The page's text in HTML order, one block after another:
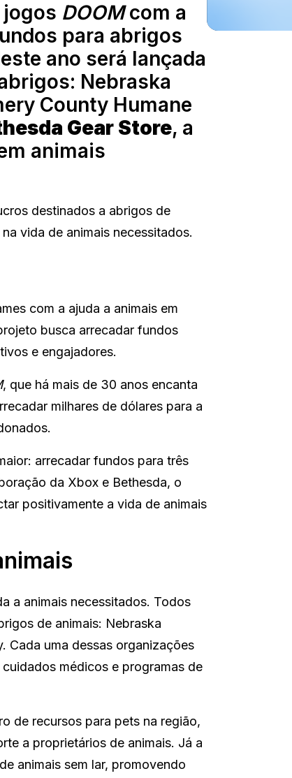
DOOMcom a
para abrigos
ano será lançada
Nebraska
County Humane
Gear Store, a
animais
destinados a abrigos de
vida de animais necessitados.
com a ajuda a animais em
busca arrecadar fundos
e engajadores.
, que há mais de 30 anos encanta
milhares de dólares para a
arrecadar fundos para três
da Xbox e Bethesda, o
positivamente a vida de animais
a animais necessitados. Todos
de animais: Nebraska
Cada uma dessas organizações
médicos e programas de
de recursos para pets na região,
a proprietários de animais. Já a
animais sem lar, promovendo